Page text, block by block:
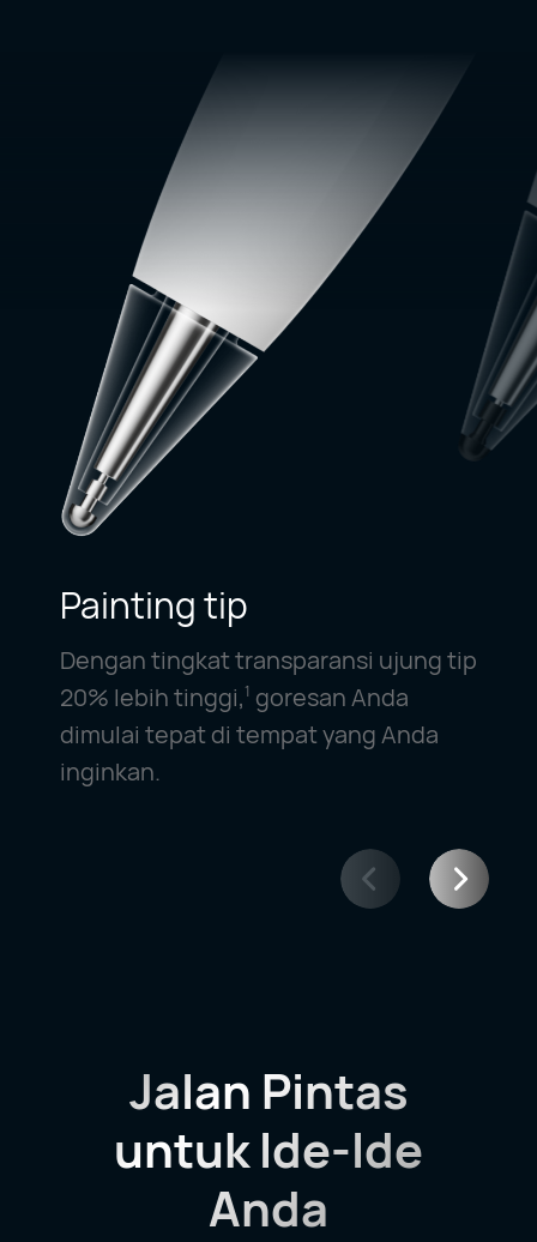
Painting tip
Dengan tingkat transparansi ujung tip
20% lebih tinggi,1 goresan Anda
dimulai tepat di tempat yang Anda
inginkan.
Jalan Pintas
untukIde-Ide
Anda